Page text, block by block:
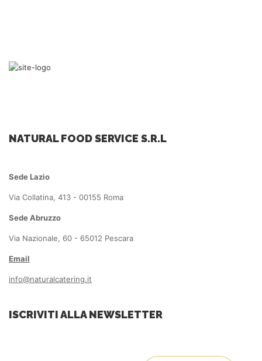
NATURAL FOOD SERVICE S.R.L
Sede Lazio
Via Collatina, 413 - 00155 Roma
Sede Abruzzo
Via Nazionale, 60 - 65012 Pescara
Email
info@naturalcatering.it
ISCRIVITI ALLA NEWSLETTER